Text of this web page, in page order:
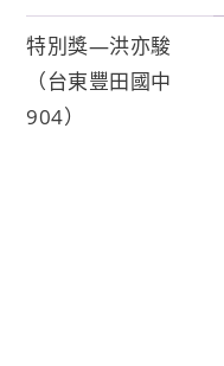
特別獎—洪亦駿
（台東豐田國中
904）